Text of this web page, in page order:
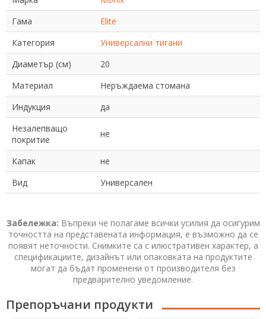
Гама
Elite
Категория
Универсални тигани
Диаметър (см)
20
Материал
Неръждаема стомана
Индукция
да
Незалепващо
покритие
не
Капак
не
Вид
Универсален
Забележка: Въпреки че полагаме всички усилия да осигурим
точността на представената информация, е възможно да се
появят неточности. Снимките са с илюстративен характер, а
спецификациите, дизайнът или опаковката на продуктите
могат да бъдат променени от производителя без
предварително уведомление.
Препоръчани продукти